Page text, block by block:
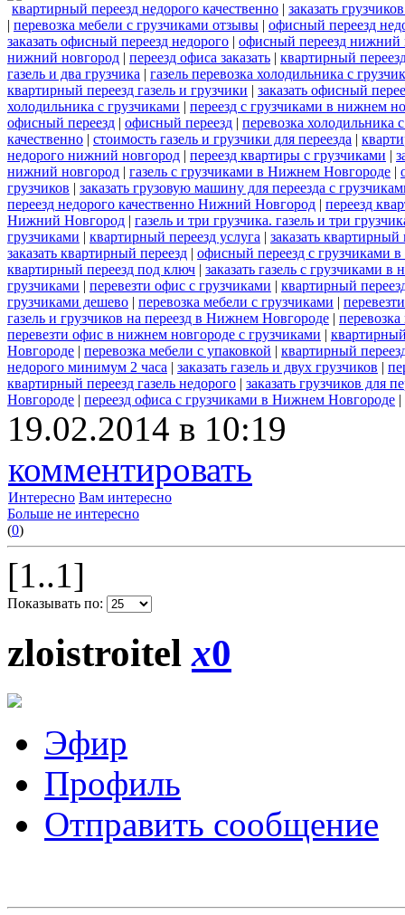
квартирный переезд недорого качественно | заказать
| перевозка мебели с грузчиками отзывы | офисный переезд
заказать офисный переезд недорого | офисный переезд нижний
нижний новгород | переезд офиса заказать | квартирный
газель и два грузчика | газель перевозка холодильника с
квартирный переезд газель и грузчики | заказать офисный
холодильника с грузчиками | переезд с грузчиками в нижнем
офисный переезд | офисный переезд | перевозка
качественно | стоимость газель и грузчики для переезда |
недорого нижний новгород | переезд квартиры с грузчиками |
нижний новгород | газель с грузчиками в Нижнем Новгороде |
грузчиков | заказать грузовую машину для переезда с
переезд недорого качественно Нижний Новгород | переезд
Нижний Новгород | газель и три грузчика. газель и три
грузчиками | квартирный переезд услуга | заказать
заказать квартирный переезд | офисный переезд с грузчиками
квартирный переезд под ключ | заказать газель с грузчиками
грузчиками | перевезти офис с грузчиками | квартирный
грузчиками дешево | перевозка мебели с грузчиками |
газель и грузчиков на переезд в Нижнем Новгороде |
перевезти офис в нижнем новгороде с грузчиками |
Новгороде | перевозка мебели с упаковкой | квартирный
недорого минимум 2 часа | заказать газель и двух грузчиков |
квартирный переезд газель недорого | заказать грузчиков для
Новгороде | переезд офиса с грузчиками в Нижнем Новгороде |
19.02.2014 в 10:19
комментировать
Интересно Вам интересно
Больше не интересно
(0)
[1..1]
Показывать по:
zloistroitelx0
Эфир
Профиль
Отправить сообщение